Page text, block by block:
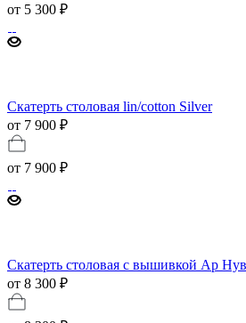
от 5 300 ₽
Скатерть столовая lin/cotton Silver
от 7 900 ₽
от 7 900 ₽
Скатерть столовая с вышивкой Ар
от 8 300 ₽